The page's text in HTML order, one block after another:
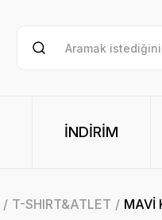
İNDİRİM
T-SHIRT&ATLET MAVİ